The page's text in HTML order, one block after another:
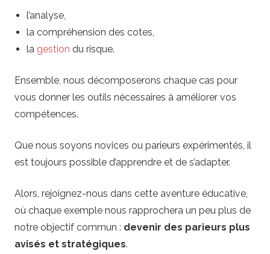
r
–
S
t
r
t
é
l’analyse,
la compréhension des cotes,
la gestion du risque.
Ensemble, nous décomposerons chaque cas pour
vous donner les outils nécessaires à améliorer vos
compétences.
Que nous soyons novices ou parieurs expérimentés, il
est toujours possible d’apprendre et de s’adapter.
Alors, rejoignez-nous dans cette aventure éducative,
où chaque exemple nous rapprochera un peu plus de
notre objectif commun : devenir des parieurs plus
avisés et stratégiques.